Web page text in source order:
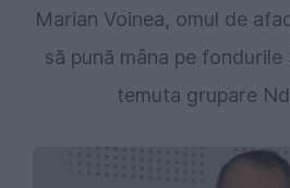
Marian Voinea, omul de
să pună mâna pe fondurile
temuta grupare